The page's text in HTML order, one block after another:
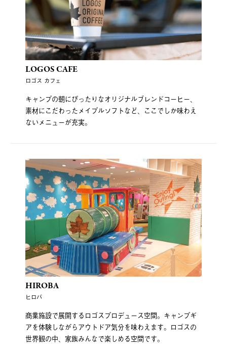
LOGOS CAFE
ロゴス カフェ
キャンプの朝にぴったりなオリジナルブレンドコーヒー、
素材にこだわったメイプルソフトなど、ここでしか味わえ
ないメニューが充実。
HIROBA
ヒロバ
商業施設で展開するロゴスプロデュース空間。キャンプギ
アを体験しながらアウトドア気分を味わえます。ロゴスの
世界観の中、家族みんなで楽しめる空間です。